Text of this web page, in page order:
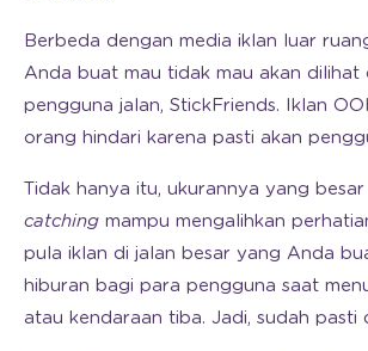
Berbeda dengan media iklan luar
Anda buat mau tidak mau akan dilihat
pengguna jalan, StickFriends. Iklan
orang hindari karena pasti akan
Tidak hanya itu, ukurannya yang
catching mampu mengalihkan
pula iklan di jalan besar yang Anda
hiburan bagi para pengguna saat
atau kendaraan tiba. Jadi, sudah pasti